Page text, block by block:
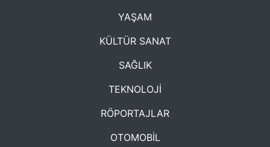
YAŞAM
KÜLTÜR SANAT
SAĞLIK
TEKNOLOJİ
RÖPORTAJLAR
OTOMOBİL